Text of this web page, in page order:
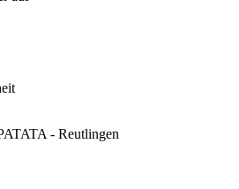
- Reutlingen